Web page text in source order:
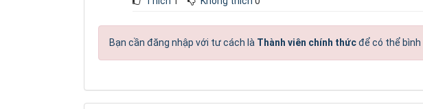
Bạn cần đăng nhập với tư cách là Thành viên chính thứcđể có thể bình